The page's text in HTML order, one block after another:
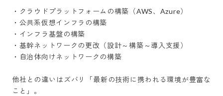
・クラウドプラットフォームの構築（AWS、Azure）
・公共系仮想インフラの構築
・インフラ基盤の構築
・基幹ネットワークの更改（設計～構築～導入支援）
・自治体向けネットワークの構築
他社との違いはズバリ「最新の技術に携われる環境が豊富な
こと」。